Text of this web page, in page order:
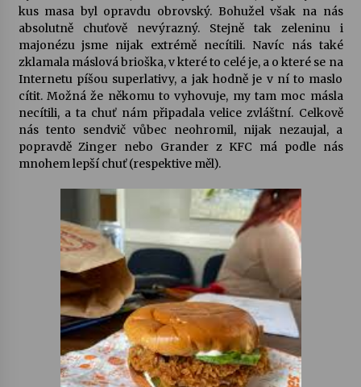
kus masa byl opravdu obrovský. Bohužel však na nás
absolutně chuťově nevýrazný. Stejně tak zeleninu i
majonézu jsme nijak extrémě necítili. Navíc nás také
zklamala máslová brioška, v které to celé je, a o které se na
Internetu píšou superlativy, a jak hodně je v ní to maslo
cítit. Možná že někomu to vyhovuje, my tam moc másla
necítili, a ta chuť nám připadala velice zvláštní. Celkově
nás tento sendvič vůbec neohromil, nijak nezaujal, a
popravdě Zinger nebo Grander z KFC má podle nás
mnohem lepší chuť (respektive měl).